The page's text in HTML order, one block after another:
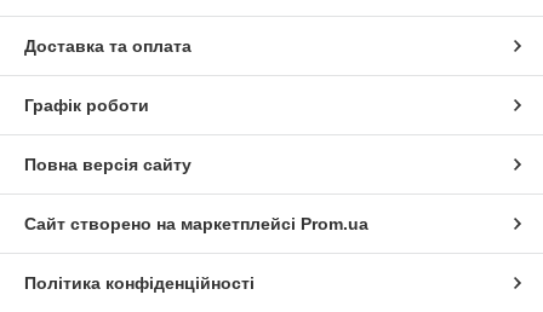
Доставка та оплата
Графік роботи
Повна версія сайту
Сайт створено на маркетплейсі Prom.ua
Політика конфіденційності